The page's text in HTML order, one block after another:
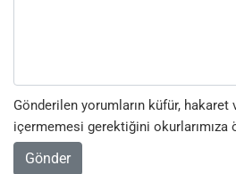
Gönderilen yorumların küfür, hakaret
içermemesi gerektiğini okurlarımıza
Gönder